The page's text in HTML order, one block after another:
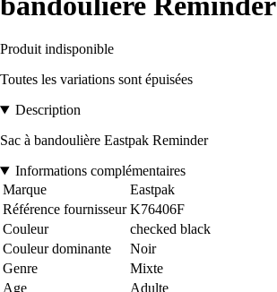
Produit indisponible
Toutes les variations sont épuisées
Description
Sac à bandoulière Eastpak Reminder
Informations complémentaires
Marque
Eastpak
Référence fournisseur K76406F
Couleur
checked black
Couleur dominante
Noir
Genre
Mixte
Age
Adulte